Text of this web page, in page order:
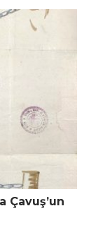
Çavuş’un